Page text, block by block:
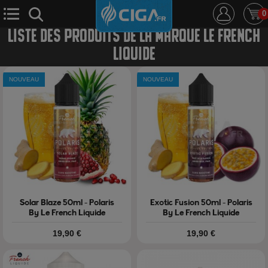
0
D.i.y Le Mixologue
Cbd Nouveautés
Ciga +
LISTE DES PRODUITS DE LA MARQUE LE FRENCH
LIQUIDE
Solar Blaze 50ml - Polaris
By Le French Liquide
NOUVEAU
Prix
19,90 €
Exotic Fusion 50ml - Polaris
By Le French Liquide
NOUVEAU
Prix
19,90 €